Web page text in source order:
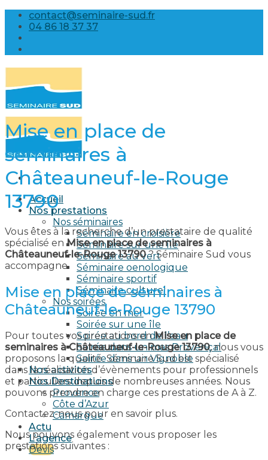
Skip
content
contact@seminaire-sud.fr
04 86 18 37 37
Accueil
Nos prestations
Nos séminaires
Séminaire en croisière
Séminaire sur une île
Séminaire au vert
Séminaire oenologique
Séminaire sportif
Séminaire culturel
Nos soirées
Soirée en mer
Soirée sur une île
Soirée au bord de l’eau
Soirée dans un mas Provençal
Soirée dans un Vignoble
Nos activités
Nos Destinations
Provence
Côte d’Azur
Camargue
Actu
L’agence
Devis
Mise en place de
seminaires à
Châteauneuf-le-Rouge
13790
Vous êtes à la recherche d’un prestataire de qualité
spécialisé en Mise en place de seminaires à
Châteauneuf-le-Rouge 13790? Séminaire Sud vous
accompagne.
Mise en place de seminaires à
Châteauneuf-le-Rouge 13790
Pour toutes vos prestations enMise en place de
seminaires à Châteauneuf-le-Rouge 13790, nous vous
proposons la qualité. Séminaire Sud est spécialisé
dans la réalisation d’évènements pour professionnels
et particuliers depuis de nombreuses années. Nous
pouvons prendre en charge ces prestations de A à Z.
Contactez-nous pour en savoir plus.
Nous pouvons également vous proposer les
prestations suivantes :